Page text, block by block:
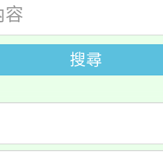
游泳池舉行。
收入戶享有免
惠，中低收入戶
造教育及科技
習活教案入校路
農教育專業人
搜尋